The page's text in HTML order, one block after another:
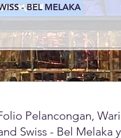
- BEL MELAKA
Pelancongan,
Swiss - Bel Melaka